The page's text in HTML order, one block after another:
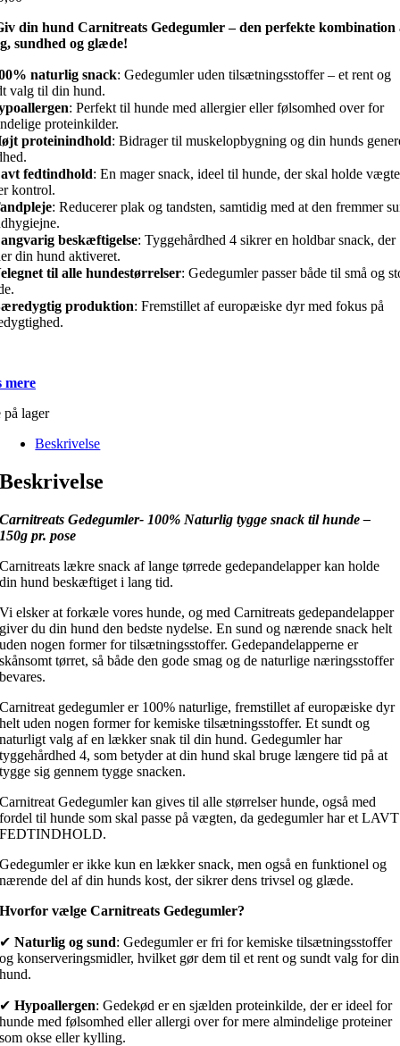
din hund Carnitreats Gedegumler – den perfekte kombination
sundhed og glæde!
naturlig snack: Gedegumler uden tilsætningsstoffer – et rent og
valg til din hund.
: Perfekt til hunde med allergier eller følsomhed over for
proteinkilder.
proteinindhold: Bidrager til muskelopbygning og din hunds
fedtindhold: En mager snack, ideel til hunde, der skal holde
kontrol.
: Reducerer plak og tandsten, samtidig med at den fremmer
beskæftigelse: Tyggehårdhed 4 sikrer en holdbar snack, der
din hund aktiveret.
til alle hundestørrelser: Gedegumler passer både til små og
produktion: Fremstillet af europæiske dyr med fokus på
mere
på lager
Beskrivelse
Beskrivelse
Carnitreats Gedegumler- 100% Naturlig tygge snack til hunde –
150g pr. pose
Carnitreats lækre snack af lange tørrede gedepandelapper kan holde
din hund beskæftiget i lang tid.
Vi elsker at forkæle vores hunde, og med Carnitreats gedepandelapper
giver du din hund den bedste nydelse. En sund og nærende snack helt
uden nogen former for tilsætningsstoffer. Gedepandelapperne er
skånsomt tørret, så både den gode smag og de naturlige næringsstoffer
bevares.
Carnitreat gedegumler er 100% naturlige, fremstillet af europæiske dyr
helt uden nogen former for kemiske tilsætningsstoffer. Et sundt og
naturligt valg af en lækker snak til din hund. Gedegumler har
tyggehårdhed 4, som betyder at din hund skal bruge længere tid på at
tygge sig gennem tygge snacken.
Carnitreat Gedegumler kan gives til alle størrelser hunde, også med
fordel til hunde som skal passe på vægten, da gedegumler har et LAVT
FEDTINDHOLD.
Gedegumler er ikke kun en lækker snack, men også en funktionel og
nærende del af din hunds kost, der sikrer dens trivsel og glæde.
Hvorfor vælge Carnitreats Gedegumler?
✔Naturlig og sund: Gedegumler er fri for kemiske tilsætningsstoffer
og konserveringsmidler, hvilket gør dem til et rent og sundt valg for din
hund.
✔Hypoallergen: Gedekød er en sjælden proteinkilde, der er ideel for
hunde med følsomhed eller allergi over for mere almindelige proteiner
som okse eller kylling.